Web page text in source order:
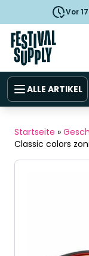
Vor
ALLE ARTIKEL
Startseite »
Classic colors